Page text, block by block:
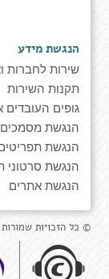
הנגשת מידע
שירות לחברות
תקנות השירות
גופים העובדים
הנגשת מסמכים
הנגשת
הנגשת סרטוני
הנגשת אתרים
© כל הזכויות שמורות